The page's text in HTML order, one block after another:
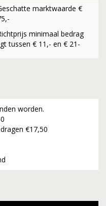
marktwaarde €
minimaal bedrag
tussen € 11,- en € 21-
worden.
€17,50